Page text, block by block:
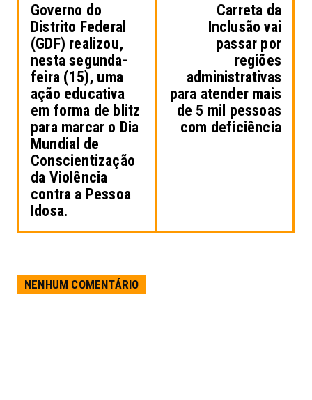
Governo do
Distrito Federal
(GDF) realizou,
nesta segunda-
feira (15), uma
ação educativa
em forma de blitz
para marcar o Dia
Mundial de
Conscientização
da Violência
contra a Pessoa
Idosa.
Carreta da
Inclusão vai
passar por
regiões
administrativas
para atender mais
de 5 mil pessoas
com deficiência
NENHUM COMENTÁRIO